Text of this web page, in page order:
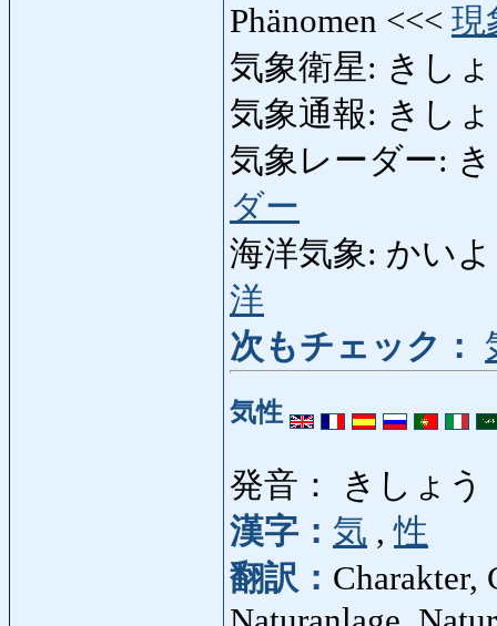
Phänomen <<< 現
気象衛星: きし
気象通報: きし
気象レーダー:
ダー
海洋気象: かい
洋
次もチェック：
気性
発音： きしょう
漢字： 気 ,性
翻訳： Charakter,